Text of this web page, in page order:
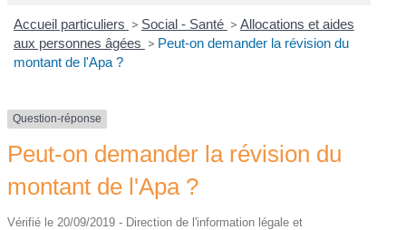
Accueil particuliers > Social - Santé > Allocations et aides
aux personnes âgées > Peut-on demander la révision du
montant de l'Apa ?
Question-réponse
Peut-on demander la révision du
montant de l'Apa ?
Vérifié le 20/09/2019 - Direction de l'information légale et